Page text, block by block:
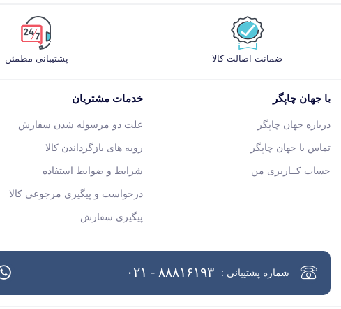
ضمانت اصالت کالا پشتیبانی مطمئن
با جهان چاپگر
درباره جهان چاپگر
تماس با جهان چاپگر
حساب کــاربری من
خدمات مشتریان
علت دو مرسوله شدن سفارش
رویه های بازگرداندن کالا
شرایط و ضوابط استفاده
درخواست و پیگیری مرجوعی کالا
پیگیری سفارش
شماره پشتیبانی : ۸۸۸۱۶۱۹۳ - ۰۲۱